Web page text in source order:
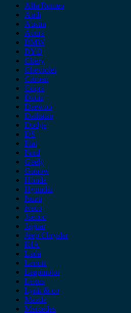
Alfa Romeo
Audi
Austin
Acura
BMW
BYD
Chery
Chevrolet
Citroen
Cupra
Dacia
Daewoo
Daihatsu
Dodge
DS
Fiat
Ford
Geely
Gonow
Honda
Hyundai
Isuzu
iveco
Jaecoo
Jaguar
Jeep Chrysler
KIA
Lada
Lancia
Leapmotor
Lexus
Lynk & co
Mazda
Mercedes